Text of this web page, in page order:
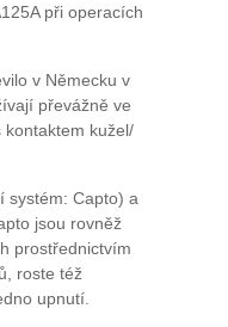
při operacích
v Německu v
převážně ve
kontaktem kužel/
systém: Capto) a
jsou rovněž
prostřednictvím
roste též
upnutí.